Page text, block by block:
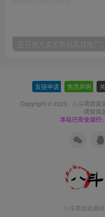
友链申请 免责声明
Copyright © 2023 · 八斗项目资
项目资
本站已安全运行:
八斗项目资源网